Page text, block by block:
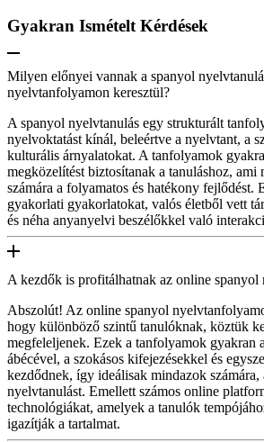
Gyakran Ismételt Kérdések
Milyen előnyei vannak a spanyol
nyelvtanfolyamon keresztül?
A spanyol nyelvtanulás egy strukturált
nyelvoktatást kínál, beleértve a nyelvtant, a
kulturális árnyalatokat. A tanfolyamok
megközelítést biztosítanak a tanuláshoz,
számára a folyamatos és hatékony fejlődést.
gyakorlati gyakorlatokat, valós életből vett
és néha anyanyelvi beszélőkkel való
A kezdők is profitálhatnak az online
Abszolút! Az online spanyol
hogy különböző szintű tanulóknak, köztük
megfeleljenek. Ezek a tanfolyamok gyakran
ábécével, a szokásos kifejezésekkel és
kezdődnek, így ideálisak mindazok
nyelvtanulást. Emellett számos online
technológiákat, amelyek a tanulók
igazítják a tartalmat.